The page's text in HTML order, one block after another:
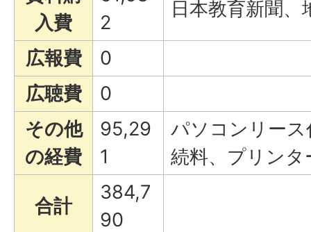
入費
2
日本教育新聞、
広報費
0
広聴費
0
その他
の経費
95,29
1
パソコンリー
続料、プリン
合計
384,7
90